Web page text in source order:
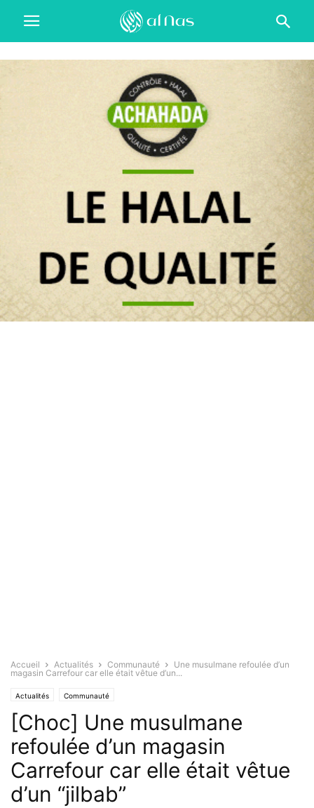
Accueil Actualités Communauté
Une musulmane refoulée d’un
magasin Carrefour car elle était vêtue d’un...
Actualités Communauté
[Choc] Une musulmane
refoulée d’un magasin
Carrefour car elle était vêtue
d’un “jilbab”